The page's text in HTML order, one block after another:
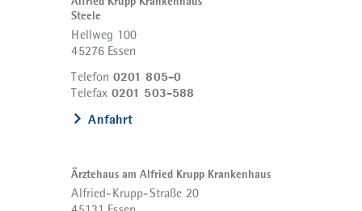
Steele
Hellweg 100
45276 Essen
Telefon 0201 805-0
Telefax 0201 503-588
Anfahrt
Ärztehaus am Alfried Krupp Krankenhaus
Alfried-Krupp-Straße 20